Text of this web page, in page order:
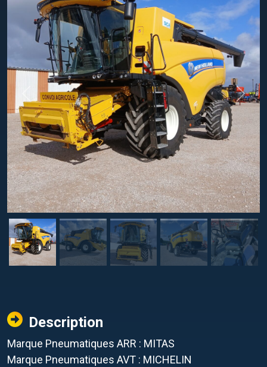
Previous Next
Description
Marque Pneumatiques ARR : MITAS
Marque Pneumatiques AVT : MICHELIN